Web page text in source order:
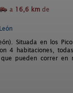
a 16,6 km de
Situada en los
4 habitaciones,
pueden correr en